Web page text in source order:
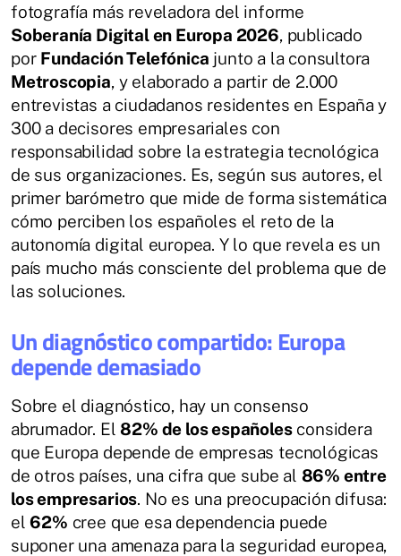
fotografía más reveladora del informe
Soberanía Digital en Europa 2026, publicado
por Fundación Telefónica junto a la consultora
Metroscopia, y elaborado a partir de 2.000
entrevistas a ciudadanos residentes en España y
300 a decisores empresariales con
responsabilidad sobre la estrategia tecnológica
de sus organizaciones. Es, según sus autores, el
primer barómetro que mide de forma sistemática
cómo perciben los españoles el reto de la
autonomía digital europea. Y lo que revela es un
país mucho más consciente del problema que de
las soluciones.
Un diagnóstico compartido: Europa
depende demasiado
Sobre el diagnóstico, hay un consenso
abrumador. El82% de los españolesconsidera
que Europa depende de empresas tecnológicas
de otros países, una cifra que sube al 86% entre
los empresarios. No es una preocupación difusa:
el62% cree que esa dependencia puede
suponer una amenaza para la seguridad europea,